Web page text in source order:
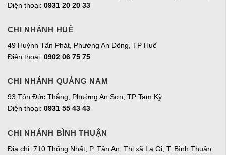
Điện thoại: 0931 20 20 33
CHI NHÁNH HUẾ
49 Huỳnh Tấn Phát, Phường An Đông, TP Huế
Điện thoại: 0902 06 75 75
CHI NHÁNH QUẢNG NAM
93 Tôn Đức Thắng, Phường An Sơn, TP Tam Kỳ
Điện thoại: 0931 55 43 43
CHI NHÁNH BÌNH THUẬN
Địa chỉ: 710 Thống Nhất, P. Tân An, Thị xã La Gi, T. Bình Thuận